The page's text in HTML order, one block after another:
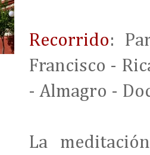
Recorrido:
Francisco -
- Almagro -
La